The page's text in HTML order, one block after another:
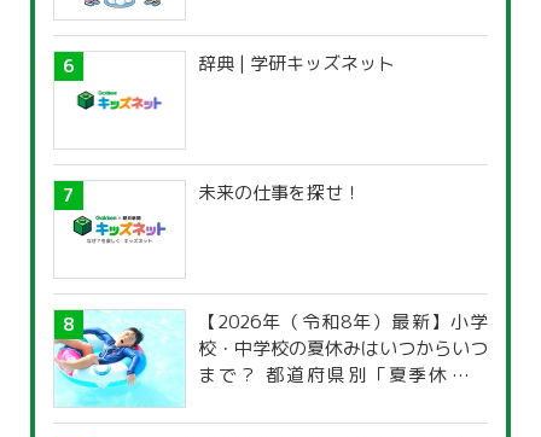
辞典 | 学研キッズネット
未来の仕事を探せ！
【2026年（令和8年）最新】小学
校・中学校の夏休みはいつからいつ
まで？ 都道府県別「夏季休暇一